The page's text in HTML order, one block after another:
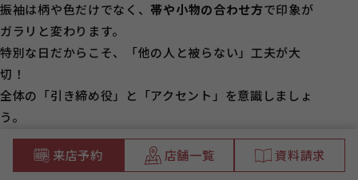
振袖は柄や色だけでなく、帯や小物の合わせ方で印象が
ガラリと変わります。
特別な日だからこそ、「他の人と被らない」工夫が大
切！
全体の「引き締め役」と「アクセント」を意識しましょ
う。
➀帯で魅せるテクニック
来店予約 店舗一覧 資料請求